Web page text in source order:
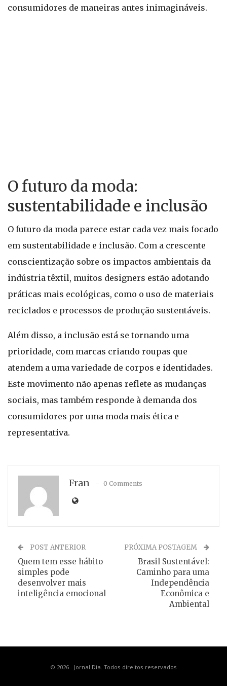
consumidores de maneiras antes inimagináveis.
O futuro da moda:
sustentabilidade e inclusão
O futuro da moda parece estar cada vez mais focado
em sustentabilidade e inclusão. Com a crescente
conscientização sobre os impactos ambientais da
indústria têxtil, muitos designers estão adotando
práticas mais ecológicas, como o uso de materiais
reciclados e processos de produção sustentáveis.
Além disso, a inclusão está se tornando uma
prioridade, com marcas criando roupas que
atendem a uma variedade de corpos e identidades.
Este movimento não apenas reflete as mudanças
sociais, mas também responde à demanda dos
consumidores por uma moda mais ética e
representativa.
Fran 0 Comments
POST ANTERIOR
Quem tem esse hábito
simples pode
desenvolver mais
inteligência emocional
PRÓXIMA POSTAGEM
Brasil Sustentável:
Caminho para uma
Independência
Econômica e
Ambiental
© 2026 - Jornal Dia. Todos direitos reservados